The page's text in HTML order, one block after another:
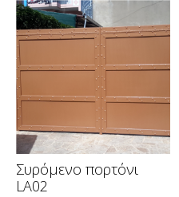
Συρόμενο πορτόνι
LA02